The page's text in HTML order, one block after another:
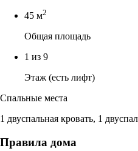
45 м2
Общая площадь
1 из 9
Этаж (есть лифт)
Спальные места
1 двуспальная кровать, 1
Правила дома